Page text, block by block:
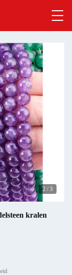
2 / 3
kralen